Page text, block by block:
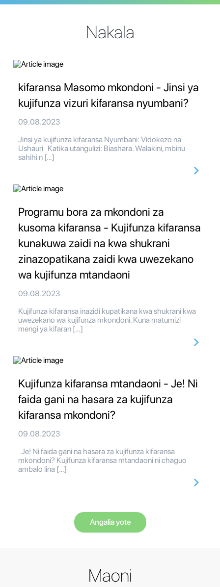
Nakala
kifaransa Masomo mkondoni - Jinsi ya
kujifunza vizuri kifaransa nyumbani?
09.08.2023
Jinsi ya kujifunza kifaransa Nyumbani: Vidokezo na
Ushauri Katika utangulizi: Biashara. Walakini, mbinu
sahihi n […]
Programu bora za mkondoni za
kusoma kifaransa - Kujifunza kifaransa
kunakuwa zaidi na kwa shukrani
zinazopatikana zaidi kwa uwezekano
wa kujifunza mtandaoni
09.08.2023
Kujifunza kifaransa inazidi kupatikana kwa shukrani kwa
uwezekano wa kujifunza mkondoni. Kuna matumizi
mengi ya kifaran […]
Kujifunza kifaransa mtandaoni - Je! Ni
faida gani na hasara za kujifunza
kifaransa mkondoni?
09.08.2023
Je! Ni faida gani na hasara za kujifunza kifaransa
mkondoni? Kujifunza kifaransa mtandaoni ni chaguo
ambalo lina […]
Angalia yote
Maoni